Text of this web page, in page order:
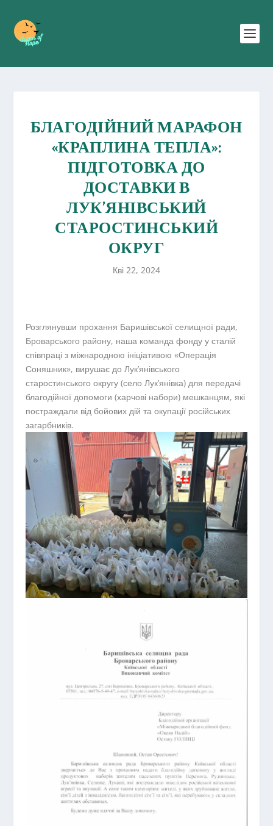
БЛАГОДІЙНИЙ МАРАФОН
«КРАПЛИНА ТЕПЛА»:
ПІДГОТОВКА ДО
ДОСТАВКИ В
ЛУК’ЯНІВСЬКИЙ
СТАРОСТИНСЬКИЙ
ОКРУГ
Кві 22, 2024
Розглянувши прохання Баришівської селищної ради,
Броварського району, наша команда фонду у сталій
співпраці з міжнародною ініціативою «Операція
Соняшник», вирушає до Лук’янівського
старостинського округу (село Лук’янівка) для передачі
благодійної допомоги (харчові набори) мешканцям, які
постраждали від бойових дій та окупації російських
загарбників.